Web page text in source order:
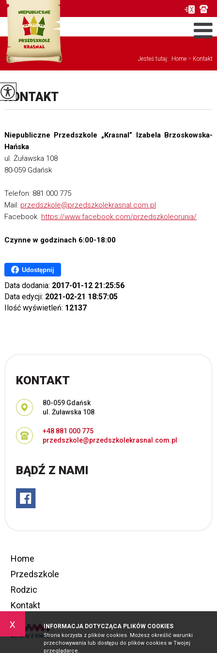
x INFORMACJA DOTYCZĄCA PLIKÓW COOKIES
Strona korzysta z plików cookies. Możesz określić warunki
przechowywania lub dostępu do plików cookies w Twojej
przeglądarce.
Jesteś tutaj: Home > Kontakt
KONTAKT
Niepubliczne Przedszkole „Krasnal” Izabela Brzoskowska-
Hańska
ul. Żuławska 108
80-059 Gdańsk
Telefon: 881 000 775
Mail: przedszkole@przedszkolekrasnal.com.pl
Facebook https://www.facebook.com/przedszkoleorunia/
Czynne w godzinach 6:00-18:00
Udostępnij
Data dodania: 2017-01-12 21:25:56
Data edycji: 2021-02-21 18:57:05
Ilość wyświetleń: 12137
KONTAKT
Adres pocztowy:
80-059 Gdańsk
ul. Żuławska 108
+48 881 000 775
przedszkole@przedszkolekrasnal.com.pl
BĄDŹ Z NAMI
Home
Przedszkole
Rodzic
Kontakt